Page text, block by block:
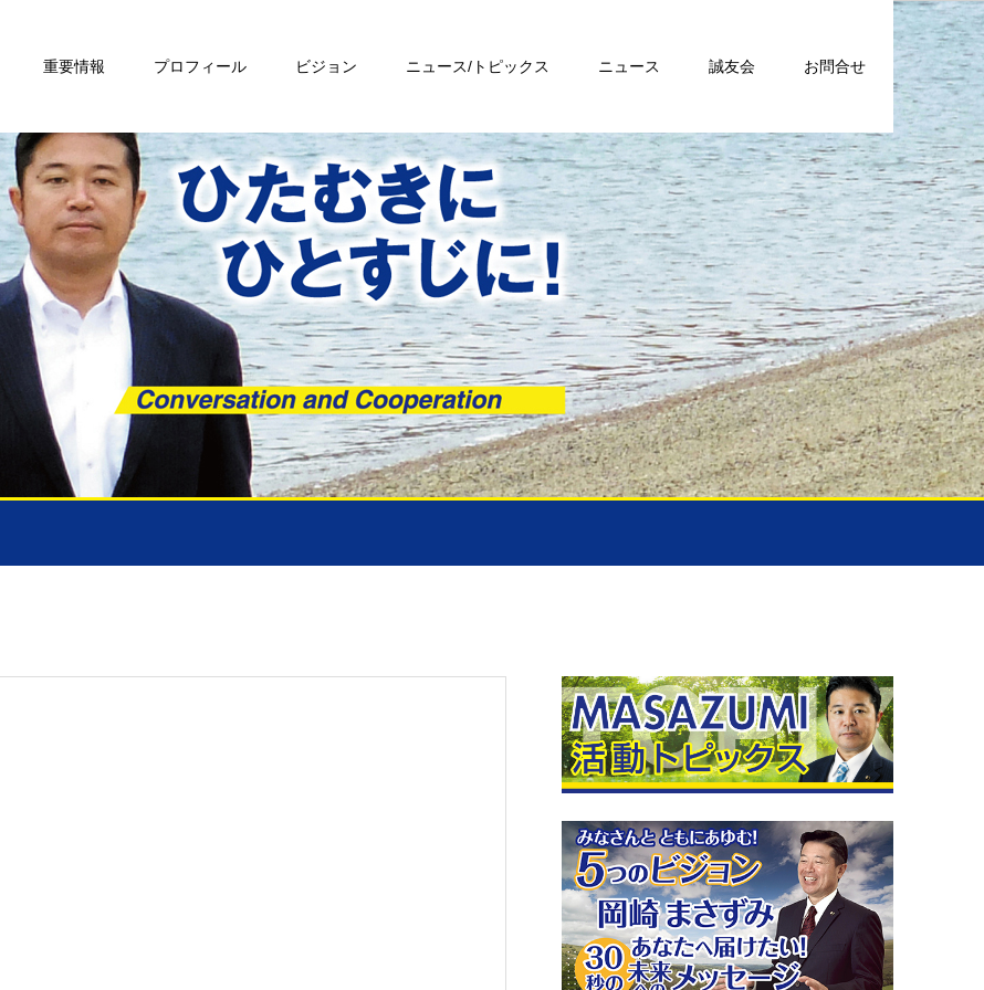
重要情報 プロフィール ビジョン ニュース/トピックス ニュース 誠友会 お問合せ